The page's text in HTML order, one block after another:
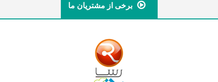
برخی از مشتریان ما